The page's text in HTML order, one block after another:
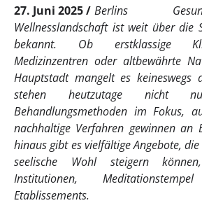
27. Juni 2025
Berlins
Wellnesslandschaft ist weit über die
bekannt. Ob erstklassige
Medizinzentren oder altbewährte
Hauptstadt mangelt es keineswegs
stehen heutzutage nicht
Behandlungsmethoden im Fokus,
nachhaltige Verfahren gewinnen an
hinaus gibt es vielfältige Angebote,
seelische Wohl steigern
Institutionen,
Etablissements.